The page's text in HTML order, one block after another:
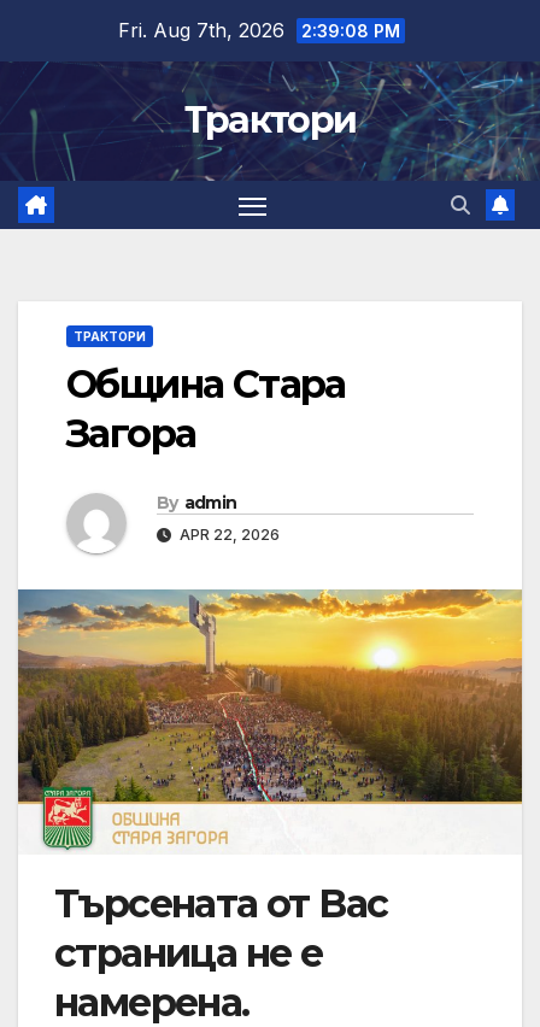
content
Fri. Aug 7th, 2026 2:39:08 PM
Трактори
ТРАКТОРИ
Община Стара
Загора
By admin
APR 22, 2026
Търсената от Вас
страница не е
намерена.